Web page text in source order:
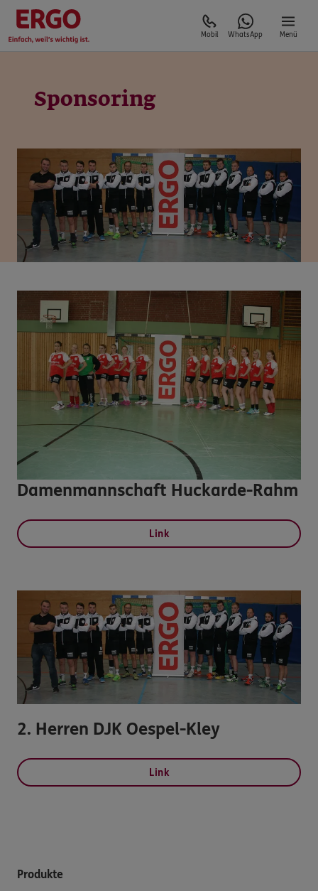
Mobil WhatsApp Menü
Sponsoring
Damenmannschaft Huckarde-Rahm
Link
2. Herren DJK Oespel-Kley
Link
Produkte